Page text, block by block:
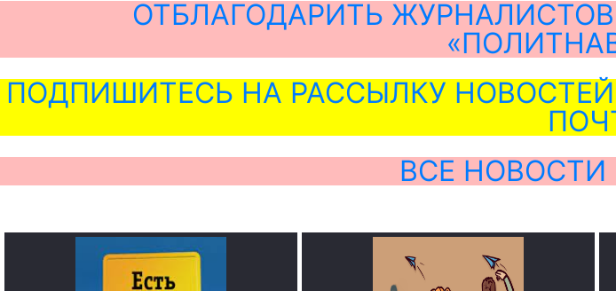
ОТБЛАГОДАРИТЬ
ПОДПИШИТЕСЬ НА РАССЫЛКУ
ВСЕ НОВОСТИ